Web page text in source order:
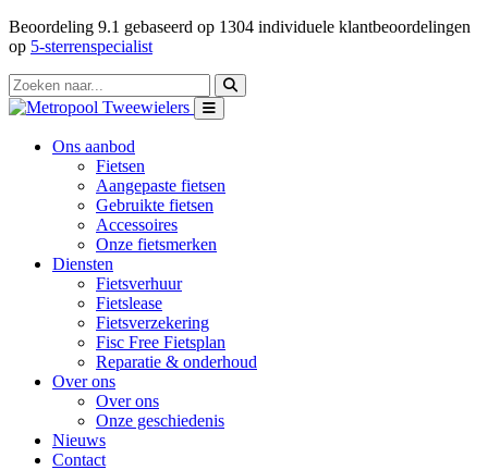
Beoordeling 9.1 gebaseerd op 1304 individuele klantbeoordelingen
op 5-sterrenspecialist
Ons aanbod
Fietsen
Aangepaste fietsen
Gebruikte fietsen
Accessoires
Onze fietsmerken
Diensten
Fietsverhuur
Fietslease
Fietsverzekering
Fisc Free Fietsplan
Reparatie & onderhoud
Over ons
Over ons
Onze geschiedenis
Nieuws
Contact